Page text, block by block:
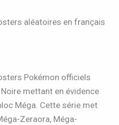
aléatoires en français
Pokémon officiels
mettant en évidence
Méga. Cette série met
Zeraora, Méga-